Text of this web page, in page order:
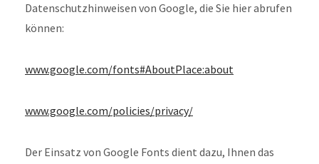
Datenschutzhinweisen von Google, die Sie hier abrufen
können:
www.google.com/fonts#AboutPlace:about
www.google.com/policies/privacy/
Der Einsatz von Google Fonts dient dazu, Ihnen das